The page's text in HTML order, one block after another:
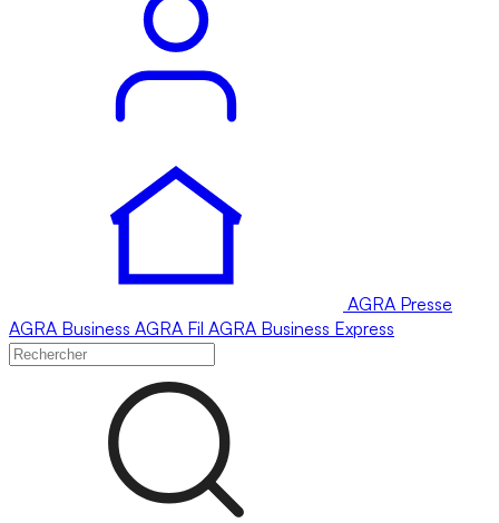
AGRA Presse
AGRA Business AGRA Fil AGRA Business Express